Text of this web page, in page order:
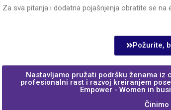
Za sva pitanja i dodatna pojašnjenja obratite se na
Požurite,
Nastavljamo pružati podršku ženama
profesionalni rast i razvoj kreiranjem
Empower - Women in